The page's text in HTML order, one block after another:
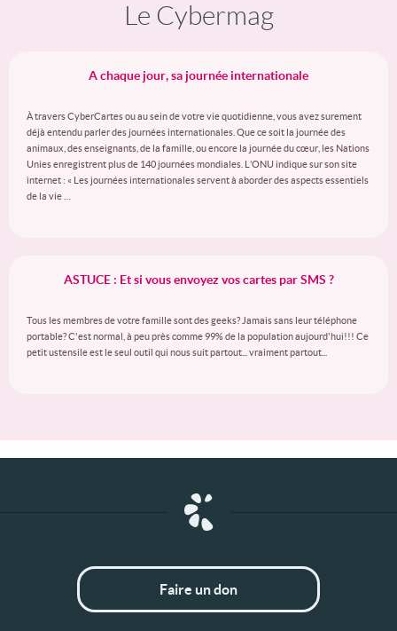
Le Cybermag
A chaque jour, sa journée internationale
À travers CyberCartes ou au sein de votre vie quotidienne, vous avez surement
déjà entendu parler des journées internationales. Que ce soit la journée des
animaux, des enseignants, de la famille, ou encore la journée du cœur, les Nations
Unies enregistrent plus de 140 journées mondiales. L’ONU indique sur son site
internet : « Les journées internationales servent à aborder des aspects essentiels
de la vie …
ASTUCE : Et si vous envoyez vos cartes par SMS ?
Tous les membres de votre famille sont des geeks? Jamais sans leur téléphone
portable? C'est normal, à peu près comme 99% de la population aujourd'hui!!! Ce
petit ustensile est le seul outil qui nous suit partout... vraiment partout...
Faire un don